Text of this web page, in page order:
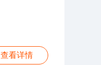
查看详情